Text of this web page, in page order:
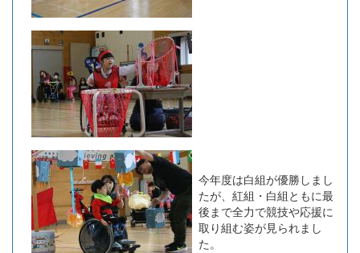
今年度は白組が優勝しまし
たが、紅組・白組ともに最
後まで全力で競技や応援に
取り組む姿が見られまし
た。